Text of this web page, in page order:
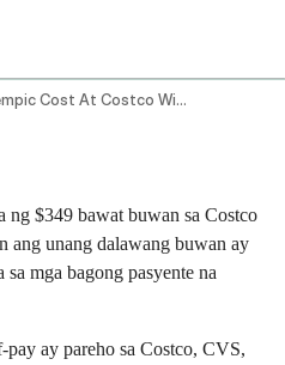
Ozempic Cost At Costco Without Insurance
ng $349 bawat buwan sa Costco
ang unang dalawang buwan ay
mga bagong pasyente na
pay ay pareho sa Costco, CVS,